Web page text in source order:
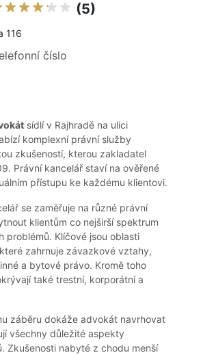
(5)
116
číslo
sídlí v Rajhradě na ulici
komplexní právní služby
zkušeností, kterou zakladatel
Právní kancelář staví na ověřené
přístupu ke každému klientovi.
se zaměřuje na různé právní
klientům co nejširší spektrum
problémů. Klíčové jsou oblasti
zahrnuje závazkové vztahy,
a bytové právo. Kromě toho
také trestní, korporátní a
záběru dokáže advokát navrhovat
všechny důležité aspekty
Zkušenosti nabyté z chodu menší